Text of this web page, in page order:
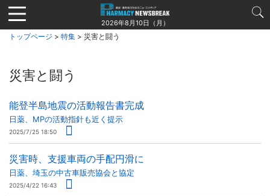
Jump
to
navigation
2026年8月10日（月）
トップページ > 特集 > 災害と闘う
災害と闘う
能登半島地震の活動報告書完成
日薬、MPの活動指針も近く提示
2025/7/25 18:50
災害時、支援車両の手配円滑に
日薬、埼玉の中古車販売協会と協定
2025/4/22 16:43